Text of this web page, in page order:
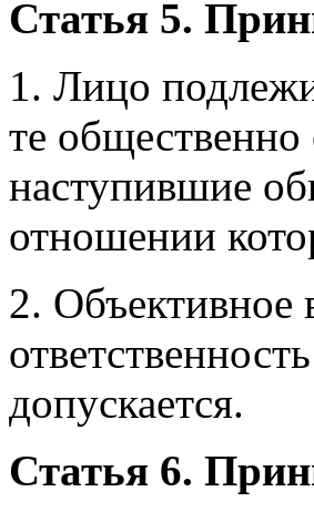
Статья 5.
1. Лицо
те общественно
наступившие
отношении
2. Объективное
допускается.
Статья 6.